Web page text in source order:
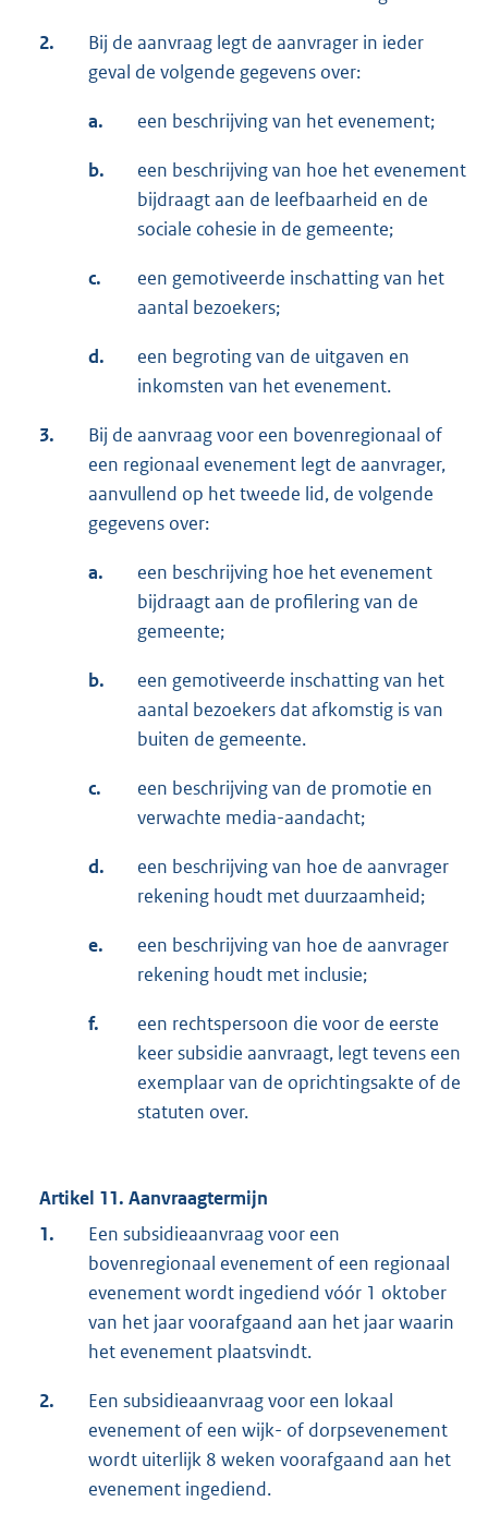
2.
Bij de aanvraag legt de aanvrager in ieder
geval de volgende gegevens over:
a. een beschrijving van het evenement;
b.
een beschrijving van hoe het evenement
bijdraagt aan de leefbaarheid en de
sociale cohesie in de gemeente;
c.
een gemotiveerde inschatting van het
aantal bezoekers;
d.
een begroting van de uitgaven en
inkomsten van het evenement.
3.
Bij de aanvraag voor een bovenregionaal of
een regionaal evenement legt de aanvrager,
aanvullend op het tweede lid, de volgende
gegevens over:
a.
een beschrijving hoe het evenement
bijdraagt aan de profilering van de
gemeente;
b.
een gemotiveerde inschatting van het
aantal bezoekers dat afkomstig is van
buiten de gemeente.
c.
een beschrijving van de promotie en
verwachte media-aandacht;
d.
een beschrijving van hoe de aanvrager
rekening houdt met duurzaamheid;
e.
een beschrijving van hoe de aanvrager
rekening houdt met inclusie;
f.
een rechtspersoon die voor de eerste
keer subsidie aanvraagt, legt tevens een
exemplaar van de oprichtingsakte of de
statuten over.
Artikel 11. Aanvraagtermijn
1.
Een subsidieaanvraag voor een
bovenregionaal evenement of een regionaal
evenement wordt ingediend vóór 1 oktober
van het jaar voorafgaand aan het jaar waarin
het evenement plaatsvindt.
2.
Een subsidieaanvraag voor een lokaal
evenement of een wijk- of dorpsevenement
wordt uiterlijk 8 weken voorafgaand aan het
evenement ingediend.